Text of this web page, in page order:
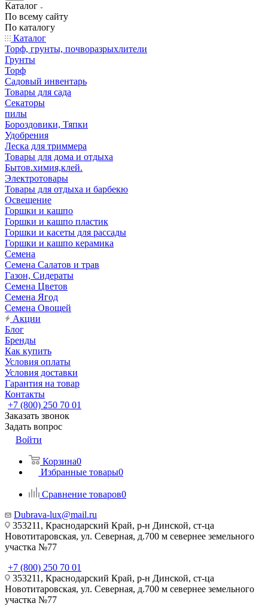
Каталог
По всему сайту
По каталогу
Каталог
Торф, грунты, почворазрыхлители
Грунты
Торф
Садовый инвентарь
Товары для сада
Секаторы
пилы
Бороздовики, Тяпки
Удобрения
Леска для триммера
Товары для дома и отдыха
Бытов.химия,клей.
Электротовары
Товары для отдыха и барбекю
Освещение
Горшки и кашпо
Горшки и кашпо пластик
Горшки и касеты для рассады
Горшки и кашпо керамика
Семена
Семена Салатов и трав
Газон, Сидераты
Семена Цветов
Семена Ягод
Семена Овощей
Акции
Блог
Бренды
Как купить
Условия оплаты
Условия доставки
Гарантия на товар
Контакты
+7 (800) 250 70 01
Заказать звонок
Задать вопрос
Войти
Корзина0
Избранные товары0
Сравнение товаров0
Dubrava-lux@mail.ru
353211, Краснодарский Край, р-н Динской, ст-ца
Новотитаровская, ул. Северная, д.700 м севернее земельного
участка №77
+7 (800) 250 70 01
353211, Краснодарский Край, р-н Динской, ст-ца
Новотитаровская, ул. Северная, д.700 м севернее земельного
участка №77